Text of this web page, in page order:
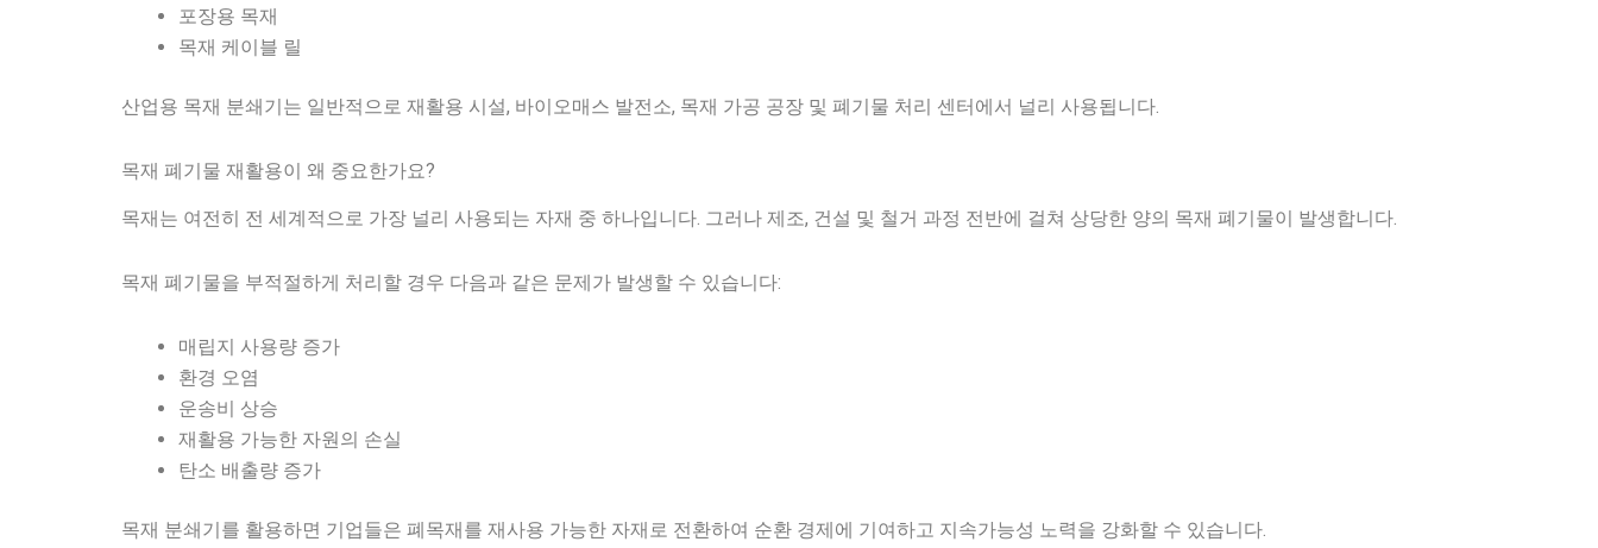
포장용 목재
목재 케이블 릴
산업용 목재 분쇄기는 일반적으로 재활용 시설, 바이오매스 발전소, 목재 가공 공장 및 폐기물 처리 센터에서 널리 사용됩니다.
목재 폐기물 재활용이 왜 중요한가요?
목재는 여전히 전 세계적으로 가장 널리 사용되는 자재 중 하나입니다. 그러나 제조, 건설 및 철거 과정 전반에 걸쳐 상당한 양의 목재 폐기물이 발생합니다.
목재 폐기물을 부적절하게 처리할 경우 다음과 같은 문제가 발생할 수 있습니다:
매립지 사용량 증가
환경 오염
운송비 상승
재활용 가능한 자원의 손실
탄소 배출량 증가
목재 분쇄기를 활용하면 기업들은 폐목재를 재사용 가능한 자재로 전환하여 순환 경제에 기여하고 지속가능성 노력을 강화할 수 있습니다.